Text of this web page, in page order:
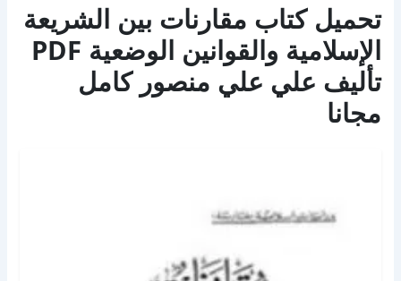
تحميل كتاب مقارنات بين الشريعة
الإسلامية والقوانين الوضعية PDF
تأليف علي علي منصور كامل
مجانا